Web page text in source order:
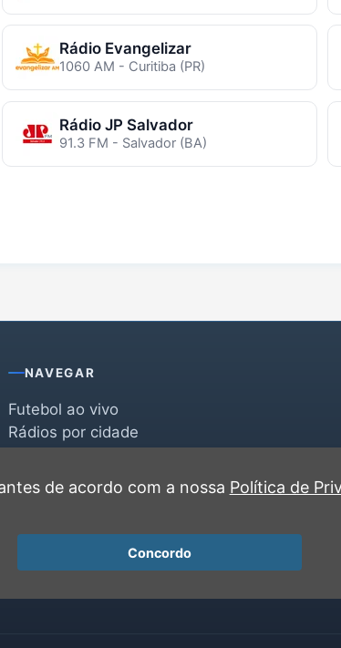
Rádio Evangelizar
1060 AM - Curitiba (PR)
Rádio JP Salvador
91.3 FM - Salvador (BA)
NAVEGAR
Futebol ao vivo
Rádios por cidade
Favoritasde acordo com a nossa Política de
Concordo